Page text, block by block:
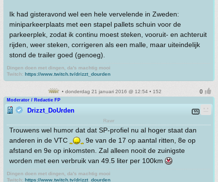
Ik had gisteravond wel een hele vervelende in Zweden:
miniparkeerplaats met een stapel pallets schuin voor de
parkeerplek, zodat ik continu moest steken, vooruit- en achteruit
rijden, weer steken, corrigeren als een malle, maar uiteindelijk
stond de trailer goed (genoeg).
Dingen doen met dingen, da's machtig mooi
Twitch: https://www.twitch.tv/drizzt_dourden
• donderdag 21 januari 2016 @ 12:54 • 152
Moderator / Redactie FP
Drizzt_DoUrden
Rawr
Trouwens wel humor dat dat SP-profiel nu al hoger staat dan
anderen in de VTC
9e van de 17 op aantal ritten, 8e op
afstand en 9e op inkomsten. Zal alleen nooit de zuinigste
worden met een verbruik van 49.5 liter per 100km
Dingen doen met dingen, da's machtig mooi
Twitch: https://www.twitch.tv/drizzt_dourden